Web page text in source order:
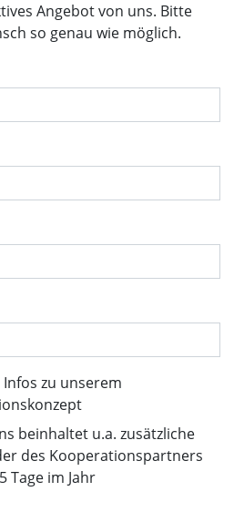
Angebot von uns. Bitte
so genau wie möglich.
zu unserem
beinhaltet u.a. zusätzliche
des Kooperationspartners
Tage im Jahr